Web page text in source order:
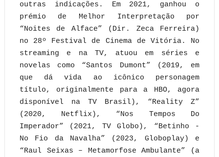
outras indicações. Em 2021, ganhou o
prémio de Melhor Interpretação por
“Noites de Alface” (Dir. Zeca Ferreira)
no 28º Festival de Cinema de Vitória. No
streaming e na TV, atuou em séries e
novelas como “Santos Dumont” (2019, em
que dá vida ao icônico personagem
título, originalmente para a HBO, agora
disponível na TV Brasil), “Reality Z”
(2020, Netflix), “Nos Tempos Do
Imperador” (2021, TV Globo), “Betinho -
No Fio da Navalha” (2023, Globoplay) e
“Raul Seixas – Metamorfose Ambulante” (a